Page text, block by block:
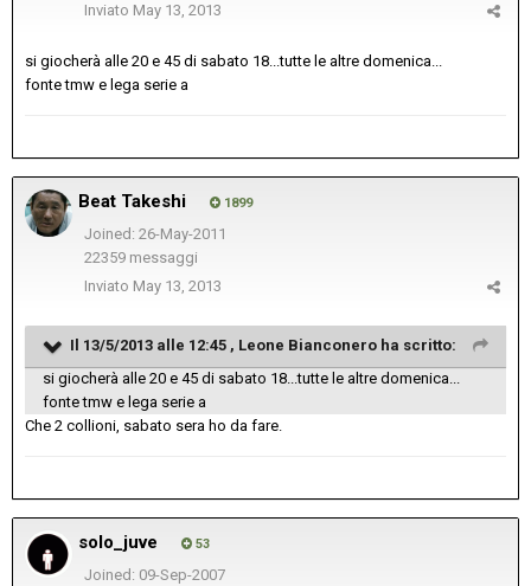
Inviato May 13, 2013
si giocherà alle 20 e 45 di sabato 18...tutte le altre domenica...
fonte tmw e lega serie a
Beat Takeshi 1899
Joined: 26-May-2011
22359 messaggi
Inviato May 13, 2013
Il 13/5/2013 alle 12:45 , Leone Bianconero ha scritto:
si giocherà alle 20 e 45 di sabato 18...tutte le altre domenica...
fonte tmw e lega serie a
Che 2 collioni, sabato sera ho da fare.
solo_juve 53
Joined: 09-Sep-2007